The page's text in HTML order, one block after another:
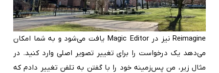
Reimagine نیز در Magic Editor یافت می‌شود و به شما امکان
می‌دهد یک درخواست را برای تغییر تصویر اصلی وارد کنید. در
مثال زیر، من پس‌زمینه خود را با گفتن به تلفن تغییر دادم که